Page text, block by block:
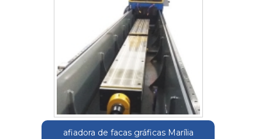
afiadora de facas gráficas Marília